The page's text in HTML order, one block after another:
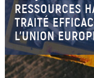
RESSOURCES
TRAITÉ
L’UNION